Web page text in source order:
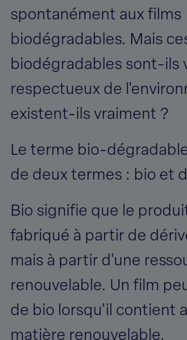
spontanément aux films
biodégradables. Mais
biodégradables sont-ils
respectueux de
existent-ils vraiment ?
Le terme bio-
de deux termes : bio et
Bio signifie que le
fabriqué à partir de
mais à partir d'une
renouvelable. Un film
de bio lorsqu'il contient
matière renouvelable.